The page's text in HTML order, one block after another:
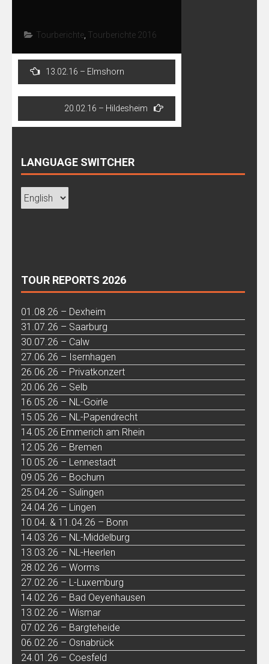
Tourberichte Tourberichte 2016
Post
navigation
13.02.16 – Elmshorn
20.02.16 – Hildesheim
LANGUAGE SWITCHER
TOUR REPORTS 2026
01.08.26 – Dexheim
31.07.26 – Saarburg
30.07.26 – Calw
27.06.26 – Isernhagen
26.06.26 – Privatkonzert
20.06.26 – Selb
16.05.26 – NL-Goirle
15.05.26 – NL-Papendrecht
14.05.26 Emmerich am Rhein
12.05.26 – Bremen
10.05.26 – Lennestadt
09.05.26 – Bochum
25.04.26 – Sulingen
24.04.26 – Lingen
10.04. & 11.04.26 – Bonn
14.03.26 – NL-Middelburg
13.03.26 – NL-Heerlen
28.02.26 – Worms
27.02.26 – L-Luxemburg
14.02.26 – Bad Oeyenhausen
13.02.26 – Wismar
07.02.26 – Bargteheide
06.02.26 – Osnabrück
24.01.26 – Coesfeld